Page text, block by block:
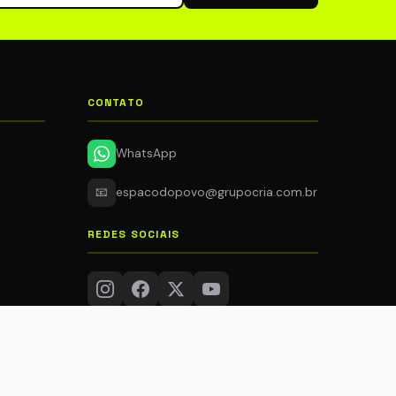
CONTATO
WhatsApp
📧 espacodopovo@grupocria.com.br
REDES SOCIAIS